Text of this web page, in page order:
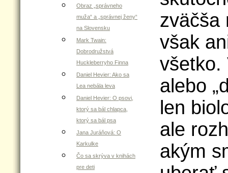
Obraz „správneho
muža“ a „správnej ženy“
na Slovensku
Mark Twain:
Dobrodružstvá
Huckleberryho Finna
Daniel Hevier: Ako sa
Lea nebála leva
Daniel Hevier: O psovi,
ktorý sa bál chlapca,
ktorý sa bál psa
Jana Juráňová: O
Karkulke
Čo sa skrýva v knihách
pre deti
zväčša
však
všetko.
alebo
len
ale
akým